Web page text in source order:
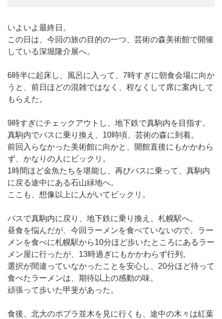
いよいよ最終日。
この日は、今回の旅の目的の一つ、芸術の森美術館で開催
している深堀隆介展へ。
6時半に起床し、風呂に入って、7時すぎに朝食会場に向か
うと、前日ほどの混雑ではなく、程なくして席に案内して
もらえた。
9時すぎにチェックアウトし、地下鉄で真駒内を目指す。
真駒内でバスに乗り換え、10時頃、芸術の森に到着。
前回入らなかった美術館に向かと、開館直後にもかかわら
ず、かなりの人にビックリ。
1時間ほど金魚たちを堪能し、再びバスに乗って、真駒内
に戻る途中にある石山緑地へ。
ここも、想像以上に人がいてビックリ。
バスで真駒内に戻り、地下鉄に乗り換え、札幌駅へ。
昼食を悩んだが、今回ラーメンを食べていないので、ラー
メンを食べに札幌駅から10分ほど歩いたところにあるラー
メン屋に行ったが、13時過ぎにもかかわらず行列。
選択が間違っていなかったことを安心し、20分ほど待って
食べたラーメンは、期待以上の感動の味。
頑張って歩いた甲斐があった。
食後、北大のポプラ並木を見に行くも、途中の木々は紅葉